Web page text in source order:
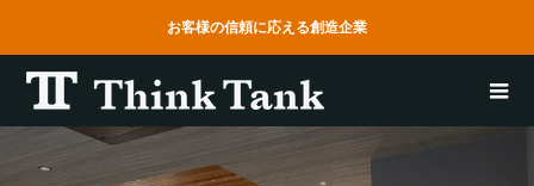
お客様の信頼に応える創造企業